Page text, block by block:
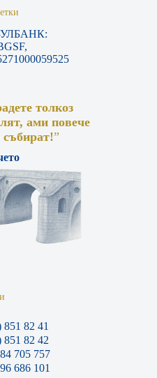
толкоз
ами повече
събират!”
851 82 41
851 82 42
705 757
686 101